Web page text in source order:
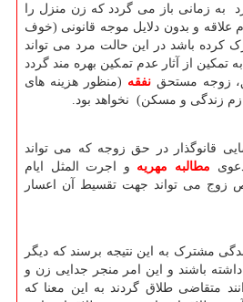
به زمانی باز می گردد که زن منزل را
علاقه و بدون دلایل موجه قانونی (خوف
کرده باشد در این حالت مرد می تواند
تمکین از آثار عدم تمکین بهره مند گردد
زوجه مستحقنفقه (منظور هزینه های
زندگی و مسکن) نخواهد بود.
قانوگذار در حق زوجه که می تواند
مطالبه مهریه و اجرت المثل ایام
می تواند جهت تقسیط آن اعسار
مشترک به این نتیجه برسند که دیگر
باشند و این امر منجر جدایی زن و
متقاضی طلاق گردند به این معنا که